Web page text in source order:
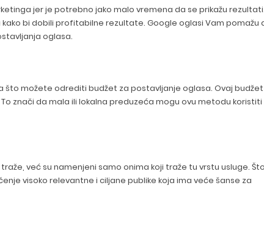
jer je potrebno jako malo vremena da se prikažu
bi dobili profitabilne rezultate. Google oglasi Vam pomažu
oglasa.
što možete odrediti budžet za postavljanje oglasa. Ovaj budžet
znači da mala ili lokalna preduzeća mogu ovu metodu koristiti
već su namenjeni samo onima koji traže tu vrstu usluge.
visoko relevantne i ciljane publike koja ima veće šanse za